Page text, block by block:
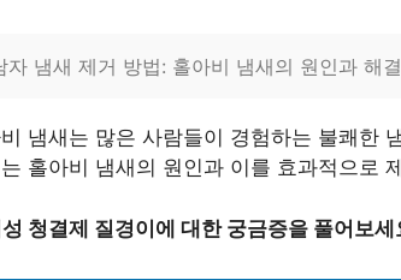
자 냄새 제거 방법: 홀아비 냄새의 원인과 해
냄새는 많은 사람들이 경험하는 불쾌한
홀아비 냄새의 원인과 이를 효과적으로
청결제 질경이에 대한 궁금증을 풀어보세